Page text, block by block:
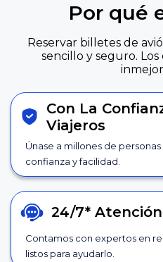
Por qué
Reservar billetes de
sencillo y seguro.
Con La
Viajeros
Únase a millones de
confianza y facilidad.
24/7*
Contamos con expertos en
listos para ayudarlo.